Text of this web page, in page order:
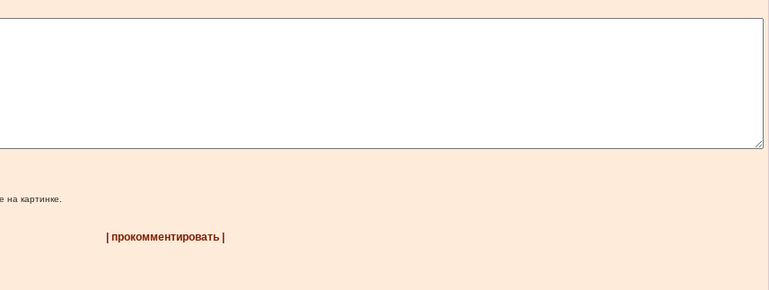
на картинке.
| прокомментировать |